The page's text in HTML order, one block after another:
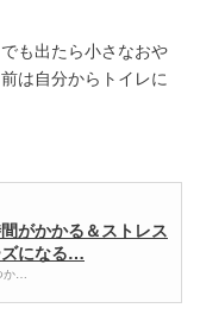
も出たら小さなおや
は自分からトイレに
がかかる＆ストレス
ズになる…
か…